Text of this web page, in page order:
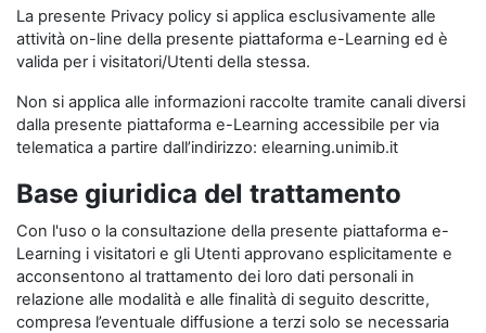
La presente Privacy policy si applica esclusivamente alle
attività on-line della presente piattaforma e-Learning ed è
valida per i visitatori/Utenti della stessa.
Non si applica alle informazioni raccolte tramite canali diversi
dalla presente piattaforma e-Learning accessibile per via
telematica a partire dall’indirizzo: elearning.unimib.it
Base giuridica del trattamento
Con l'uso o la consultazione della presente piattaforma e-
Learning i visitatori e gli Utenti approvano esplicitamente e
acconsentono al trattamento dei loro dati personali in
relazione alle modalità e alle finalità di seguito descritte,
compresa l’eventuale diffusione a terzi solo se necessaria